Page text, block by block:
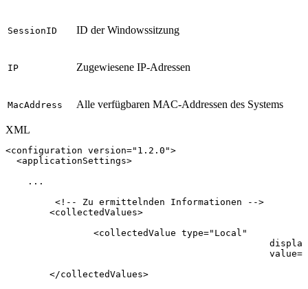
SessionID ID der Windowssitzung
IP Zugewiesene IP-Adressen
MacAddress Alle verfügbaren MAC-Addressen des Systems
XML
<configuration version=" 1.2.0 ">
<applicationSettings>
...
<!--
Zu ermittelnden Informationen
-->
<collectedValues>
<collectedValue type=" Local "
value=
</collectedValues>